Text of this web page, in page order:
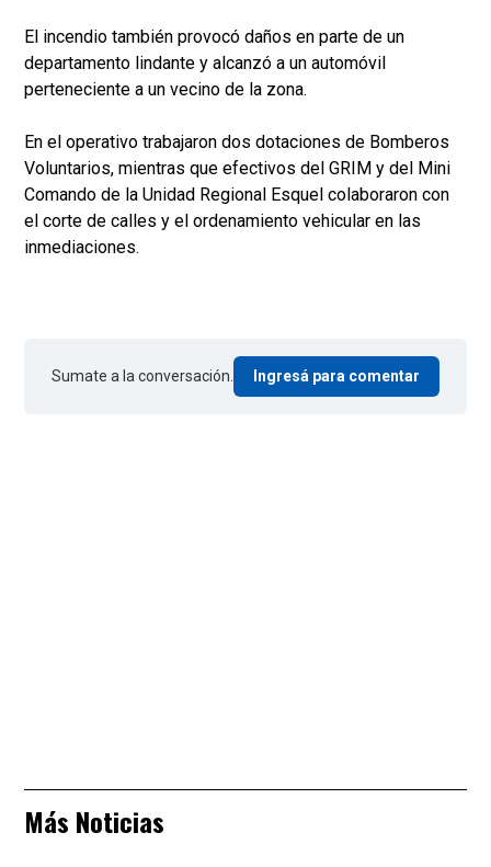
El incendio también provocó daños en parte de un
departamento lindante y alcanzó a un automóvil
perteneciente a un vecino de la zona.
En el operativo trabajaron dos dotaciones de Bomberos
Voluntarios, mientras que efectivos del GRIM y del Mini
Comando de la Unidad Regional Esquel colaboraron con
el corte de calles y el ordenamiento vehicular en las
inmediaciones.
Sumate a la conversación. Ingresá para comentar
Más Noticias